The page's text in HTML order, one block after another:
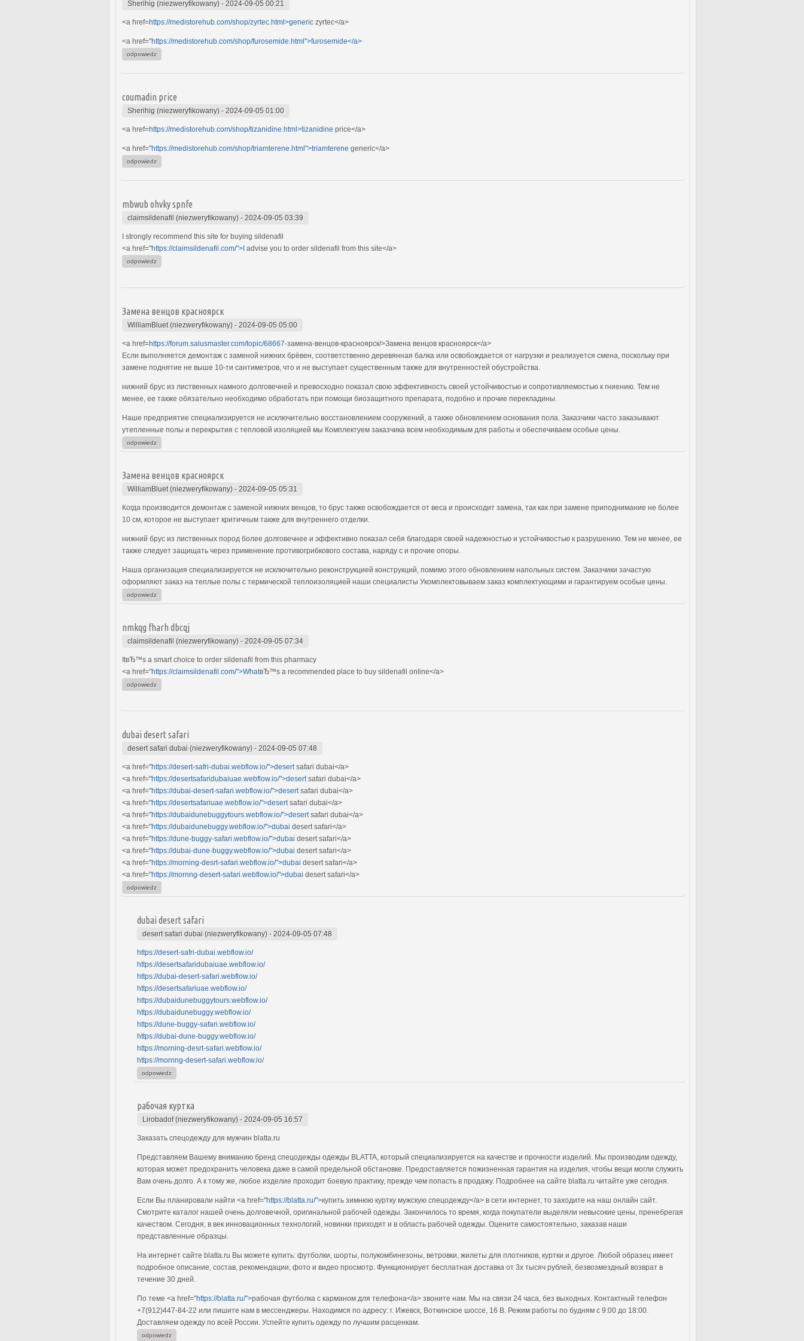
Sherihig (niezweryfikowany) - 2024-09-05 00:21
<a href=https://medistorehub.com/shop/zyrtec.html>generic zyrtec</a>
<a href="https://medistorehub.com/shop/furosemide.html">furosemide</a>
odpowiedz
coumadin price
Sherihig (niezweryfikowany) - 2024-09-05 01:00
<a href=https://medistorehub.com/shop/tizanidine.html>tizanidine price</a>
<a href="https://medistorehub.com/shop/triamterene.html">triamterene generic</a>
odpowiedz
mbwub ohvky spnfe
claimsildenafil (niezweryfikowany) - 2024-09-05 03:39
I strongly recommend this site for buying sildenafil
<a href="https://claimsildenafil.com/">I advise you to order sildenafil from this site</a>
odpowiedz
Замена венцов красноярск
WilliamBluet (niezweryfikowany) - 2024-09-05 05:00
<a href=https://forum.salusmaster.com/topic/68667-замена-венцов-красноярск/>Замена венцов красноярск</a>
Если выполняется демонтаж с заменой нижних брёвен, соответственно деревянная балка или освобождается от нагрузки и реализуется смена, поскольку при
замене поднятие не выше 10-ти сантиметров, что и не выступает существенным также для внутренностей обустройства.
нижний брус из лиственных намного долговечней и превосходно показал свою эффективность своей устойчивостью и сопротивляемостью к гниению. Тем не
менее, ее также обязательно необходимо обработать при помощи биозащитного препарата, подобно и прочие перекладины.
Наше предприятие специализируется не исключительно восстановлением сооружений, а также обновлением основания пола. Заказчики часто заказывают
утепленные полы и перекрытия с тепловой изоляцией мы Комплектуем заказчика всем необходимым для работы и обеспечиваем особые цены.
odpowiedz
Замена венцов красноярск
WilliamBluet (niezweryfikowany) - 2024-09-05 05:31
Когда производится демонтаж с заменой нижних венцов, то брус также освобождается от веса и происходит замена, так как при замене приподнимание не более
10 см, которое не выступает критичным также для внутреннего отделки.
нижний брус из лиственных пород более долговечнее и эффективно показал себя благодаря своей надежностью и устойчивостью к разрушению. Тем не менее, ее
также следует защищать через применение противогрибкового состава, наряду с и прочие опоры.
Наша организация специализируется не исключительно реконструкцией конструкций, помимо этого обновлением напольных систем. Заказчики зачастую
оформляют заказ на теплые полы с термической теплоизоляцией наши специалисты Укомплектовываем заказ комплектующими и гарантируем особые цены.
odpowiedz
nmkqg fharh dbcqj
claimsildenafil (niezweryfikowany) - 2024-09-05 07:34
ItвЂ™s a smart choice to order sildenafil from this pharmacy
<a href="https://claimsildenafil.com/">WhatвЂ™s a recommended place to buy sildenafil online</a>
odpowiedz
dubai desert safari
desert safari dubai (niezweryfikowany) - 2024-09-05 07:48
<a href="https://desert-safri-dubai.webflow.io/">desert safari dubai</a>
<a href="https://desertsafaridubaiuae.webflow.io/">desert safari dubai</a>
<a href="https://dubai-desert-safari.webflow.io/">desert safari dubai</a>
<a href="https://desertsafariuae.webflow.io/">desert safari dubai</a>
<a href="https://dubaidunebuggytours.webflow.io/">desert safari dubai</a>
<a href="https://dubaidunebuggy.webflow.io/">dubai desert safari</a>
<a href="https://dune-buggy-safari.webflow.io/">dubai desert safari</a>
<a href="https://dubai-dune-buggy.webflow.io/">dubai desert safari</a>
<a href="https://morning-desrt-safari.webflow.io/">dubai desert safari</a>
<a href="https://mornng-desert-safari.webflow.io/">dubai desert safari</a>
odpowiedz
dubai desert safari
desert safari dubai (niezweryfikowany) - 2024-09-05 07:48
https://desert-safri-dubai.webflow.io/
https://desertsafaridubaiuae.webflow.io/
https://dubai-desert-safari.webflow.io/
https://desertsafariuae.webflow.io/
https://dubaidunebuggytours.webflow.io/
https://dubaidunebuggy.webflow.io/
https://dune-buggy-safari.webflow.io/
https://dubai-dune-buggy.webflow.io/
https://morning-desrt-safari.webflow.io/
https://mornng-desert-safari.webflow.io/
odpowiedz
рабочая куртка
Lirobadof (niezweryfikowany) - 2024-09-05 16:57
Заказать спецодежду для мужчин blatta.ru
Представляем Вашему вниманию бренд спецодежды одежды BLATTA, который специализируется на качестве и прочности изделий. Мы производим одежду,
которая может предохранить человека даже в самой предельной обстановке. Предоставляется пожизненная гарантия на изделия, чтобы вещи могли служить
Вам очень долго. А к тому же, любое изделие проходит боевую практику, прежде чем попасть в продажу. Подробнее на сайте blatta.ru читайте уже сегодня.
Если Вы планировали найти <a href="https://blatta.ru/">купить зимнюю куртку мужскую спецодежду</a> в сети интернет, то заходите на наш онлайн сайт.
Смотрите каталог нашей очень долговечной, оригинальной рабочей одежды. Закончилось то время, когда покупатели выделяли невысокие цены, пренебрегая
качеством. Сегодня, в век инновационных технологий, новинки приходят и в область рабочей одежды. Оцените самостоятельно, заказав наши
представленные образцы.
На интернет сайте blatta.ru Вы можете купить: футболки, шорты, полукомбинезоны, ветровки, жилеты для плотников, куртки и другое. Любой образец имеет
подробное описание, состав, рекомендации, фото и видео просмотр. Функционирует бесплатная доставка от 3х тысяч рублей, безвозмездный возврат в
течение 30 дней.
По теме <a href="https://blatta.ru/">рабочая футболка с карманом для телефона</a> звоните нам. Мы на связи 24 часа, без выходных. Контактный телефон
+7(912)447-84-22 или пишите нам в мессенджеры. Находимся по адресу: г. Ижевск, Воткинское шоссе, 16 В. Режим работы по будням с 9:00 до 18:00.
Доставляем одежду по всей России. Успейте купить одежду по лучшим расценкам.
odpowiedz